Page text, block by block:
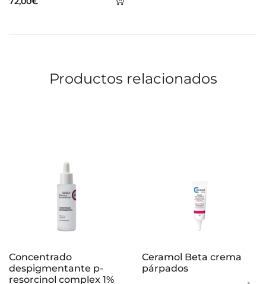
Productos relacionados
Concentrado
despigmentante p-
resorcinol complex 1%
Ceramol Beta crema
párpados